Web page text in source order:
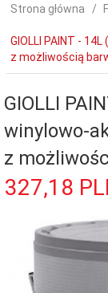
Strona główna
GIOLLI PAINT -
z możliwością
GIOLLI
winylowo-
z
327,18